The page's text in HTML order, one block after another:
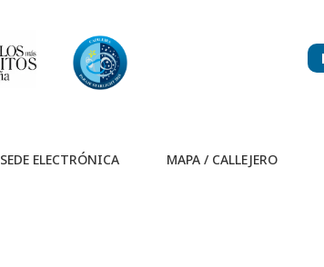
SEDE ELECTRÓNICA MAPA / CALLEJERO